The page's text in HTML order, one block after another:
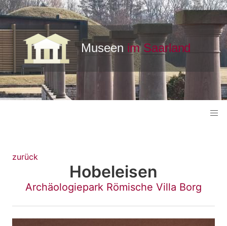
zurück
Hobeleisen
Archäologiepark Römische Villa Borg